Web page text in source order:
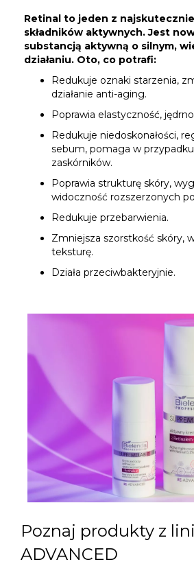
Retinal to jeden z
składników aktywnych. Jest
substancją aktywną o silnym,
działaniu. Oto, co potrafi:
Redukuje oznaki starzenia,
działanie anti-aging.
Poprawia elastyczność,
Redukuje niedoskonałości,
sebum, pomaga w
zaskórników.
Poprawia strukturę skóry,
widoczność rozszerzonych
Redukuje przebarwienia.
Zmniejsza szorstkość skóry,
teksturę.
Działa przeciwbakteryjnie.
Poznaj produkty z
ADVANCED